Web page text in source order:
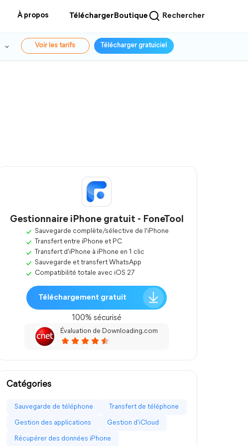
À propos Télécharger Boutique Rechercher
Voir les tarifs Télécharger gratuiciel
Gestionnaire iPhone gratuit - FoneTool
Sauvegarde complète/sélective de l'iPhone
Transfert entre iPhone et PC
Transfert d'iPhone à iPhone en 1 clic
Sauvegarde et transfert WhatsApp
Compatibilité totale avec iOS 27
Téléchargement gratuit
100% sécurisé
Évaluation de Downloading.com
Catégories
Sauvegarde de téléphone Transfert de téléphone
Gestion des applications Gestion d'iCloud
Récupérer des données iPhone